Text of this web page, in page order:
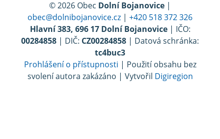
© 2026 Obec Dolní Bojanovice |
obec@dolnibojanovice.cz | +420 518 372 326
Hlavní 383, 696 17 Dolní Bojanovice| IČO:
00284858 | DIČ: CZ00284858 | Datová schránka:
tc4buc3
Prohlášení o přístupnosti | Použití obsahu bez
svolení autora zakázáno | Vytvořil Digiregion